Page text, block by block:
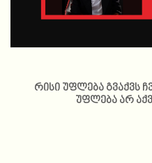
რისი უფლება გვაქვს
უფლება არ